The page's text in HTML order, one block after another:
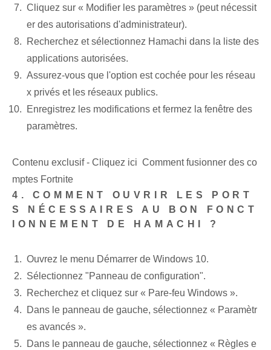
Cliquez sur « Modifier les paramètres » (peut nécessit
er des autorisations d'administrateur).
Recherchez et sélectionnez Hamachi dans la liste des
applications autorisées.
Assurez-vous que l'option est cochée pour les réseau
x privés et les réseaux publics.
Enregistrez les modifications et fermez la fenêtre des
paramètres.
Contenu exclusif - Cliquez ici Comment fusionner des co
mptes Fortnite
4. COMMENT OUVRIR LES PORT
S NÉCESSAIRES AU BON FONCT
IONNEMENT DE HAMACHI ?
Ouvrez le menu Démarrer de Windows 10.
Sélectionnez "Panneau de configuration".
Recherchez et cliquez sur « Pare-feu Windows ».
Dans le panneau de gauche, sélectionnez « Paramètr
es avancés ».
Dans le panneau de gauche, sélectionnez « Règles e